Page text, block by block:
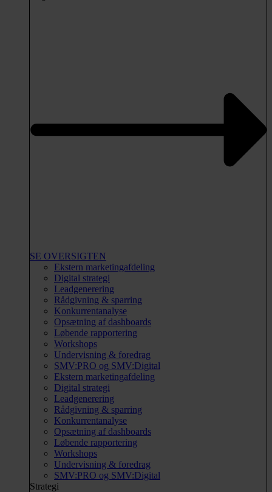
SE OVERSIGTEN
Ekstern marketingafdeling
Digital strategi
Leadgenerering
Rådgivning & sparring
Konkurrentanalyse
Opsætning af dashboards
Løbende rapportering
Workshops
Undervisning & foredrag
SMV:PRO og SMV:Digital
Ekstern marketingafdeling
Digital strategi
Leadgenerering
Rådgivning & sparring
Konkurrentanalyse
Opsætning af dashboards
Løbende rapportering
Workshops
Undervisning & foredrag
SMV:PRO og SMV:Digital
Strategi